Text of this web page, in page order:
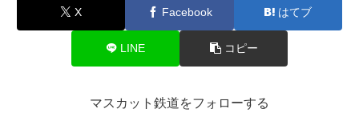
X Facebook はてブ
LINE コピー
マスカット鉄道をフォローする